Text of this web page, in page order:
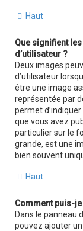
Haut
Que signifient
d’utilisateur ?
Deux images
d’utilisateur
être une image
représentée par
permet
que vous avez
particulier sur le
grande, est une
bien souvent
Haut
Comment puis-
Dans le panneau
pouvez ajouter